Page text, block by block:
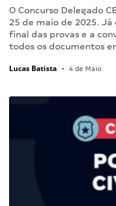
O Concurso Delegado
25 de maio de 2025.
final das provas e a
todos os documentos
Lucas Batista • 4 de Maio